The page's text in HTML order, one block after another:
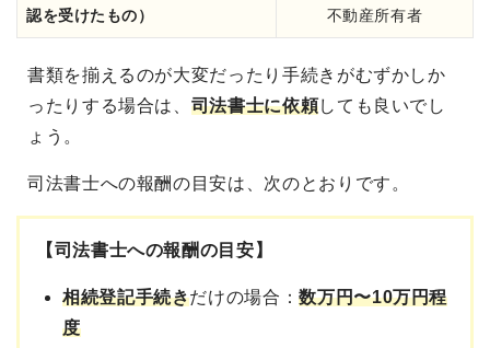
認を受けたもの）
不動産所有者
書類を揃えるのが大変だったり手続きがむずかしか
ったりする場合は、 司法書士に依頼しても良いでし
ょう 。
司法書士への報酬の目安は、次のとおりです。
【司法書士への報酬の目安】
相続登記手続きだけの場合：数万円〜10万円程
度